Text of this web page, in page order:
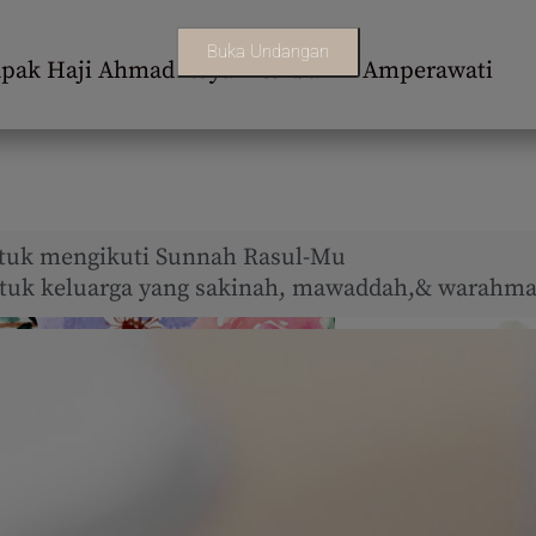
Haji Ahmad Royani & Ibu Iin Amperawati
mengikuti Sunnah Rasul-Mu
keluarga yang sakinah, mawaddah,&
Buka Undangan